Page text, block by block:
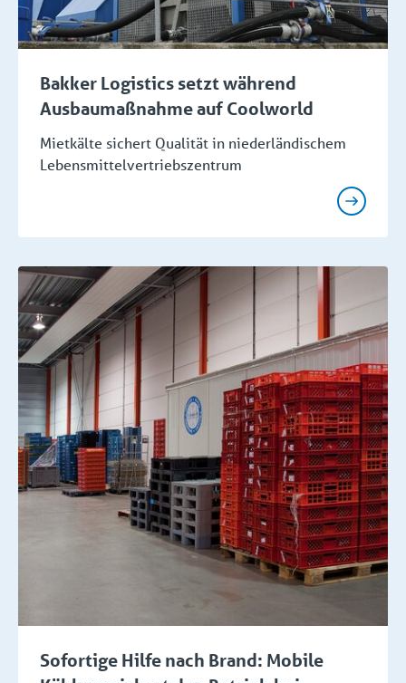
Bakker Logistics setzt während
Ausbaumaßnahme auf Coolworld
Mietkälte sichert Qualität in niederländischem
Lebensmittelvertriebszentrum
Sofortige Hilfe nach Brand: Mobile